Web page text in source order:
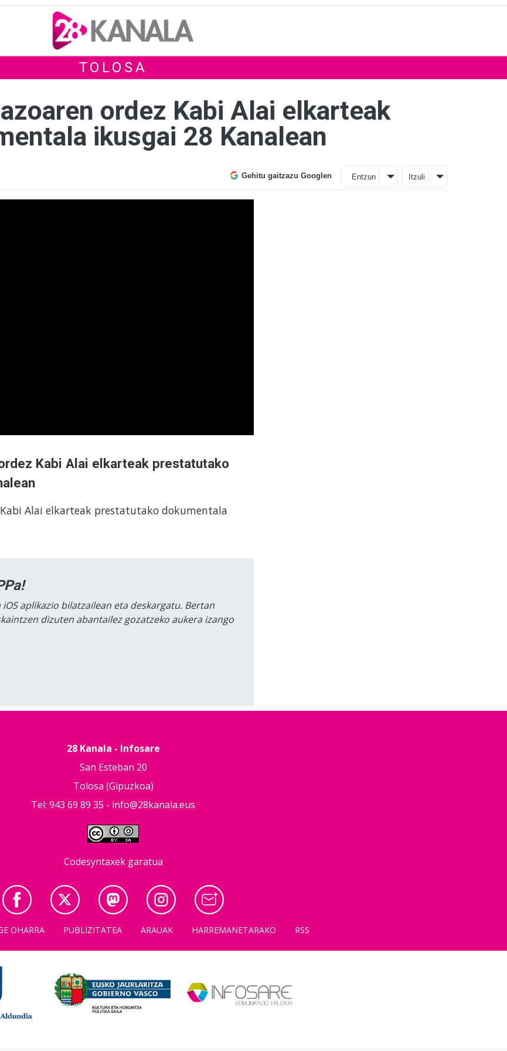
TOLOSA
ordez Kabi Alai elkarteak
ikusgai 28 Kanalean
Gehitu gaitzazu Googlen Entzun Itzuli
Kabi Alai elkarteak prestatutako
Alai elkarteak prestatutako dokumentala
aplikazio bilatzailean eta deskargatu. Bertan
dizuten abantailez gozatzeko aukera izango
28 Kanala - Infosare
San Esteban 20
Tolosa (Gipuzkoa)
Tel: 943 69 89 35 - info@28kanala.eus
Codesyntaxek garatua
OHARRA PUBLIZITATEA ARAUAK HARREMANETARAKO RSS